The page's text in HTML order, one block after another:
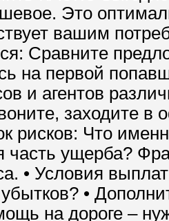
Это
вашим
Сравните
на первой
и агентов
заходите
рисков: Что
часть ущерба?
• Условия
•
на дороге –